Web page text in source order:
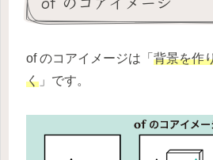
of のコアイメージは「 背景を作
く 」です。